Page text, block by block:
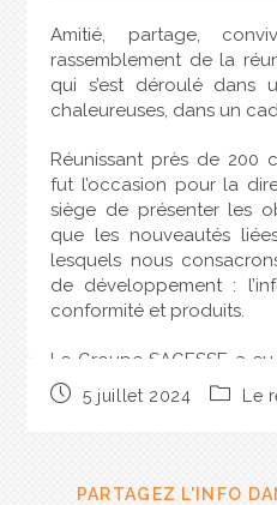
Amitié, partage,
rassemblement de la
qui s’est déroulé dans
chaleureuses, dans un
Réunissant près de 200
fut l’occasion pour la
siège de présenter les
que les nouveautés
lesquels nous
de développement :
conformité et produits.
Le Groupe SAGESSE a
acteurs majeurs et
certaines de ses plus
Le Groupe est fier de
5 juillet 2024 Le
PARTAGEZ L'INFO